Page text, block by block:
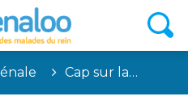
Cap sur la…